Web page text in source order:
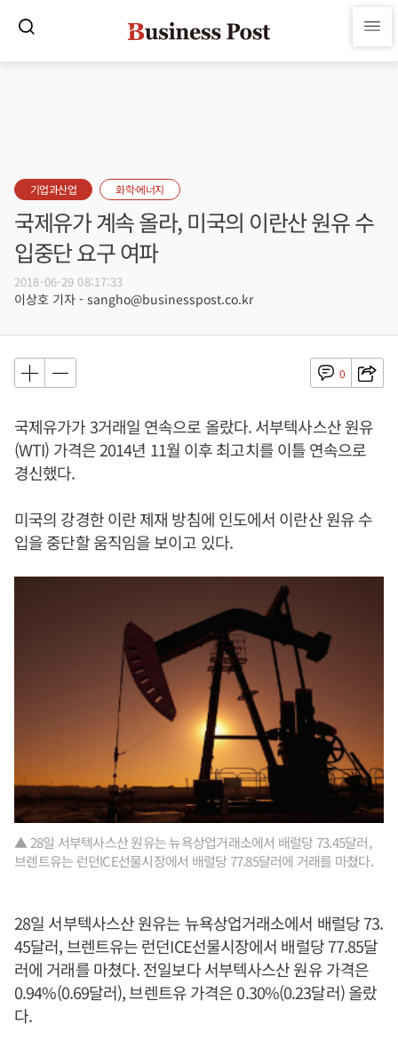
기업과산업 화학·에너지
국제유가 계속 올라, 미국의 이란산 원유 수
입중단 요구 여파
2018-06-29 08:17:33
이상호 기자 - sangho@businesspost.co.kr
0
국제유가가 3거래일 연속으로 올랐다. 서부텍사스산 원유
(WTI) 가격은 2014년 11월 이후 최고치를 이틀 연속으로
경신했다.
미국의 강경한 이란 제재 방침에 인도에서 이란산 원유 수
입을 중단할 움직임을 보이고 있다.
▲ 28일 서부텍사스산 원유는 뉴욕상업거래소에서 배럴당 73.45달러,
브렌트유는 런던ICE선물시장에서 배럴당 77.85달러에 거래를 마쳤다.
28일 서부텍사스산 원유는 뉴욕상업거래소에서 배럴당 73.
45달러, 브렌트유는 런던ICE선물시장에서 배럴당 77.85달
러에 거래를 마쳤다. 전일보다 서부텍사스산 원유 가격은
0.94%(0.69달러), 브렌트유 가격은 0.30%(0.23달러) 올랐
다.